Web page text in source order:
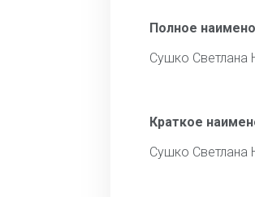
Полное
Сушко Светлана
Краткое
Сушко Светлана